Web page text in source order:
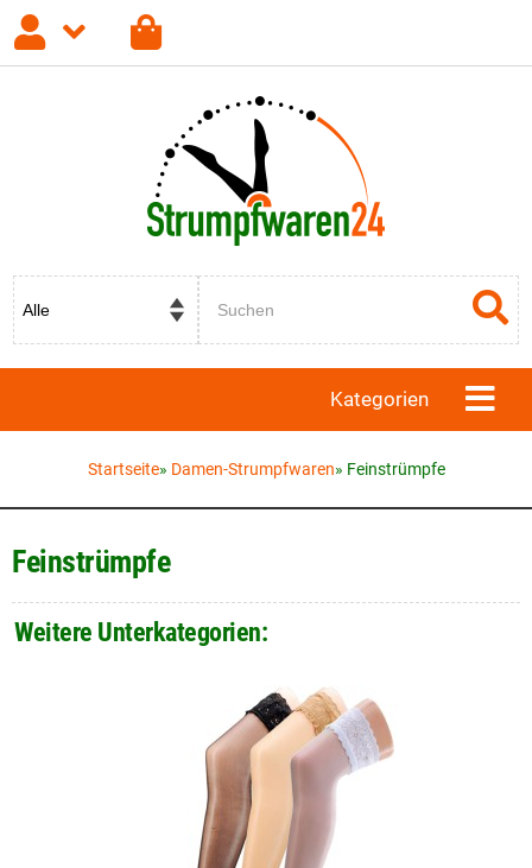
Registrieren Passwort vergessen?
Kategorien
Startseite» Damen-Strumpfwaren» Feinstrümpfe
Feinstrümpfe
Weitere Unterkategorien: